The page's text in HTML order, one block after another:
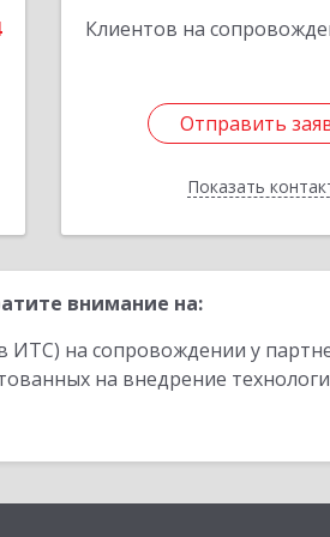
Клиентов на
Отправить
Показать
Отправить
Назад
внимание на:
ИТС) на сопровождении у
на внедрение